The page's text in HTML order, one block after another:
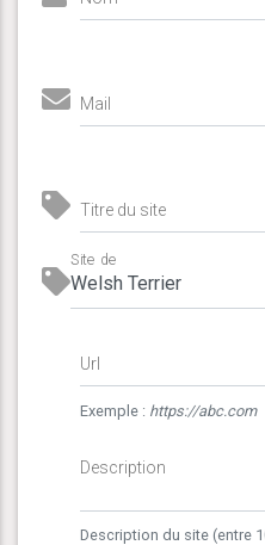
Mail
Titre du site
Site de
Url
Exemple : https://abc.com
Description
Description du site (entre